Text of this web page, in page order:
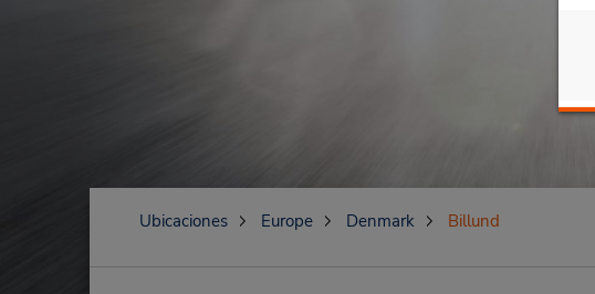
Ubicaciones Europe Denmark Billund